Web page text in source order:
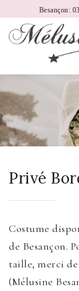
Besançon:
Privé
Costume
de Besançon.
taille, merci de
(Mélusine